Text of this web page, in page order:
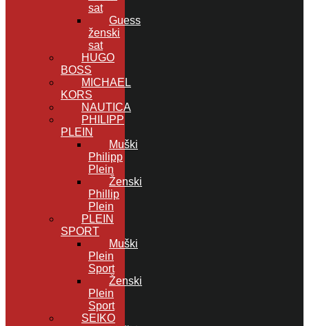
sat
Guess
ženski
sat
HUGO
BOSS
MICHAEL
KORS
NAUTICA
PHILIPP
PLEIN
Muški
Philipp
Plein
Ženski
Phillip
Plein
PLEIN
SPORT
Muški
Plein
Sport
Ženski
Plein
Sport
SEIKO